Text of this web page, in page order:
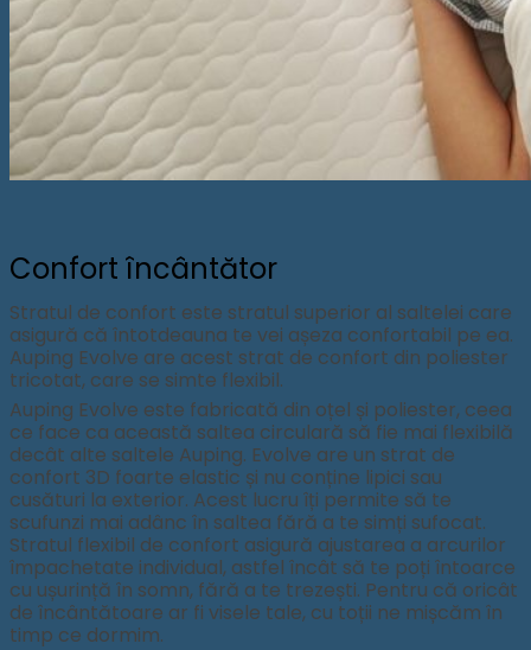
Confort încântător
Stratul de confort este stratul superior al saltelei care
asigură că întotdeauna te vei așeza confortabil pe ea.
Auping Evolve are acest strat de confort din poliester
tricotat, care se simte flexibil.
Auping Evolve este fabricată din oțel și poliester, ceea
ce face ca această saltea circulară să fie mai flexibilă
decât alte saltele Auping. Evolve are un strat de
confort 3D foarte elastic și nu conține lipici sau
cusături la exterior. Acest lucru îți permite să te
scufunzi mai adânc în saltea fără a te simți sufocat.
Stratul flexibil de confort asigură ajustarea a arcurilor
împachetate individual, astfel încât să te poți întoarce
cu ușurință în somn, fără a te trezești. Pentru că oricât
de încântătoare ar fi visele tale, cu toții ne mișcăm în
timp ce dormim.